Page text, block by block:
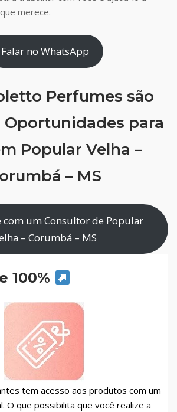
merece.
Falar no WhatsApp
Perfumes são
Oportunidades para
Popular Velha –
– MS
com um Consultor de Popular
– Corumbá – MS
100%
tem acesso aos produtos com um
O que possibilita que você realize a